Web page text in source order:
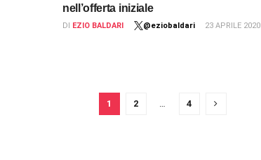
nell’offerta iniziale
DI EZIO BALDARI @eziobaldari 23 APRILE 2020
1 2 4